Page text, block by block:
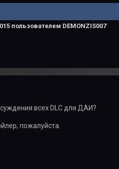
пользователем DEMONZIS007
всех DLC для ДАИ?
пожалуйста.